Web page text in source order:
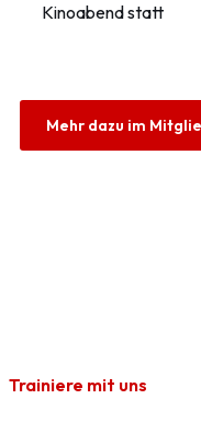
Kinoabend statt
Mehr dazu im
Trainiere mit uns